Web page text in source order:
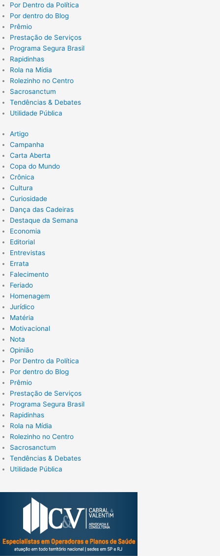
Por Dentro da Política
Por dentro do Blog
Prêmio
Prestação de Serviços
Programa Segura Brasil
Rapidinhas
Rola na Mídia
Rolezinho no Centro
Sacrosanctum
Tendências & Debates
Utilidade Pública
Artigo
Campanha
Carta Aberta
Copa do Mundo
Crônica
Cultura
Curiosidade
Dança das Cadeiras
Destaque da Semana
Economia
Editorial
Entrevistas
Errata
Falecimento
Feriado
Homenagem
Jurídico
Matéria
Motivacional
Nota
Opinião
Por Dentro da Política
Por dentro do Blog
Prêmio
Prestação de Serviços
Programa Segura Brasil
Rapidinhas
Rola na Mídia
Rolezinho no Centro
Sacrosanctum
Tendências & Debates
Utilidade Pública